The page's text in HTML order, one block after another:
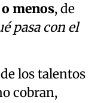
menos, de
pasa con el
los talentos
cobran,